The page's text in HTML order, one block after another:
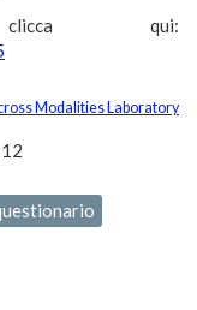
qui:
Modalities Laboratory